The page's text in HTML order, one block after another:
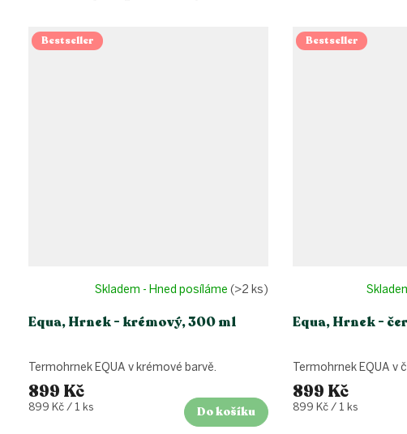
Bestseller
Equa, Hrnek - krémový, 300 ml
Skladem - Hned posíláme (>2 ks)
899 Kč
Měrná
899 Kč / 1 ks Do košíku
Termohrnek EQUA v krémové barvě.
Bestseller
Equa, Hrnek -
899 Kč
Měrná
899 Kč / 1 ks
Termohrnek EQUA v